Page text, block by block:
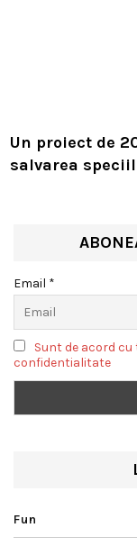
Un proiect de
salvarea
Email *
Sunt de acord
confidentialitate
Fun